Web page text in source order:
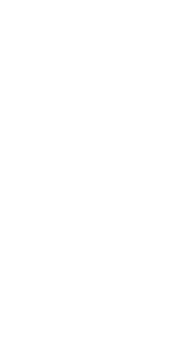
في
كيف